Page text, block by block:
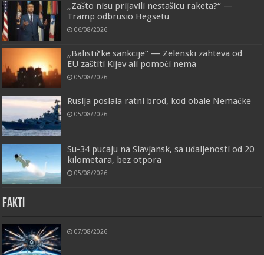
„Zašto nisu prijavili nestašicu raketa?“ —
Tramp odbrusio Hegsetu
06/08/2026
„Balističke sankcije“ — Zelenski zahteva od
EU zaštiti Kijev ali pomoći nema
05/08/2026
Rusija poslala ratni brod, kod obale Nemačke
05/08/2026
Su-34 pucaju na Slavjansk, sa udaljenosti od 20
kilometara, bez otpora
05/08/2026
FAKTI
07/08/2026